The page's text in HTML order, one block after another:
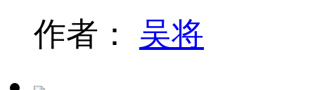
作者： 吴将